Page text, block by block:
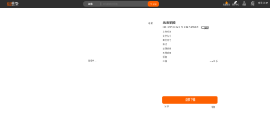
藝墅 全部 搜索 收藏本站 创作中心 收藏 充值
登录 |注册
加载中...
收藏 高清贴图
ID: 1973152373504749569 复制
上传时间
文件大小
图片尺寸
格式
品牌贴图
无缝贴图
授权
价格 0.00艺币
立即下载
分享 举报